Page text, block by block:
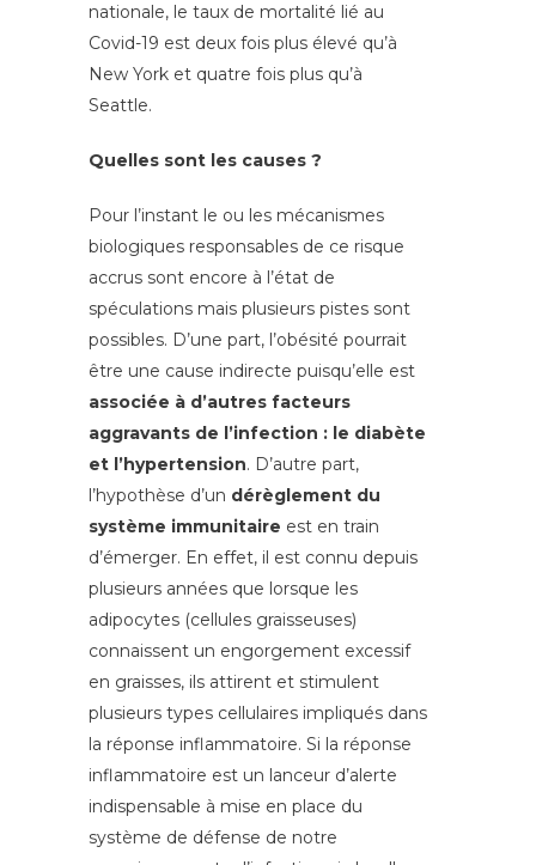
nationale, le taux de mortalité lié au
Covid-19 est deux fois plus élevé qu’à
New York et quatre fois plus qu’à
Seattle.
Quelles sont les causes ?
Pour l’instant le ou les mécanismes
biologiques responsables de ce risque
accrus sont encore à l’état de
spéculations mais plusieurs pistes sont
possibles. D’une part, l’obésité pourrait
être une cause indirecte puisqu’elle est
associée à d’autres facteurs
aggravants de l’infection : le diabète
et l’hypertension. D’autre part,
l’hypothèse d’un dérèglement du
système immunitaire est en train
d’émerger. En effet, il est connu depuis
plusieurs années que lorsque les
adipocytes (cellules graisseuses)
connaissent un engorgement excessif
en graisses, ils attirent et stimulent
plusieurs types cellulaires impliqués dans
la réponse inflammatoire. Si la réponse
inflammatoire est un lanceur d’alerte
indispensable à mise en place du
système de défense de notre